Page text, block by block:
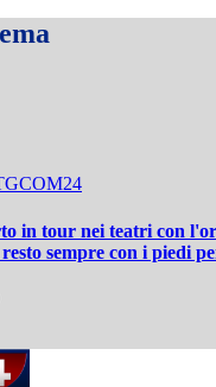
in tour nei teatri con
sempre con i piedi